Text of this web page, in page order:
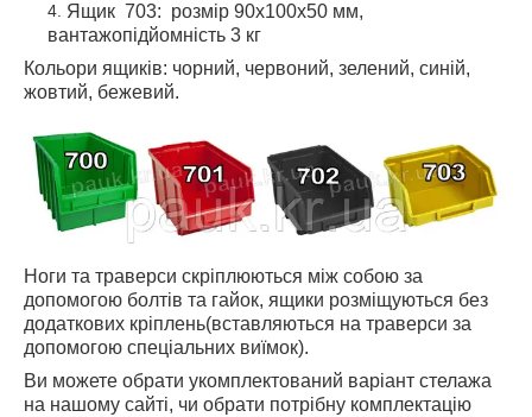
Ящик 703: розмір 90х100х50 мм,
вантажопідйомність 3 кг
Кольори ящиків: чорний, червоний, зелений, синій,
жовтий, бежевий.
Ноги та траверси скріплюються між собою за
допомогою болтів та гайок, ящики розміщуються без
додаткових кріплень(вставляються на траверси за
допомогою спеціальних виїмок).
Ви можете обрати укомплектований варіант стелажа
на нашому сайті, чи обрати потрібну комплектацію